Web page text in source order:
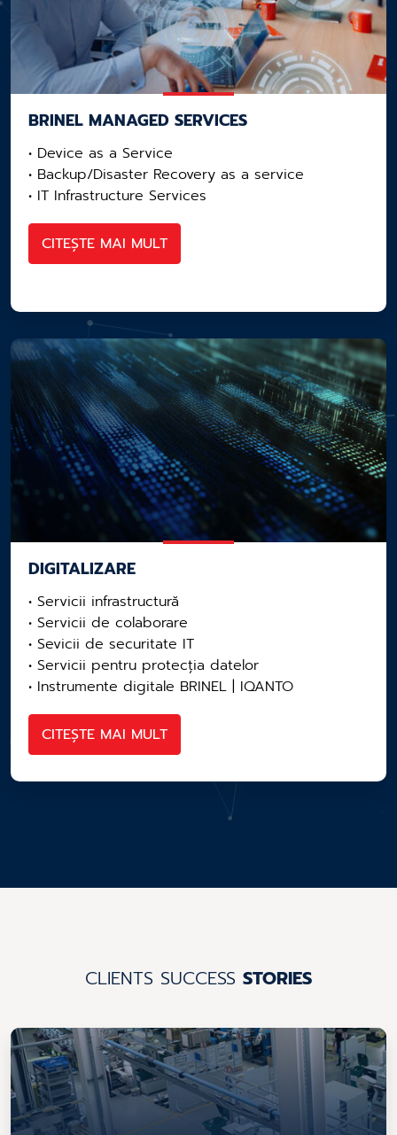
BRINEL MANAGED SERVICES
• Device as a Service​
• Backup/Disaster Recovery as a service​
• IT Infrastructure Services
CITEȘTE MAI MULT
DIGITALIZARE
• Servicii infrastructură
• Servicii de colaborare
• Sevicii de securitate IT
• Servicii pentru protecția datelor
• Instrumente digitale BRINEL | IQANTO
CITEȘTE MAI MULT
CLIENTS SUCCESS STORIES